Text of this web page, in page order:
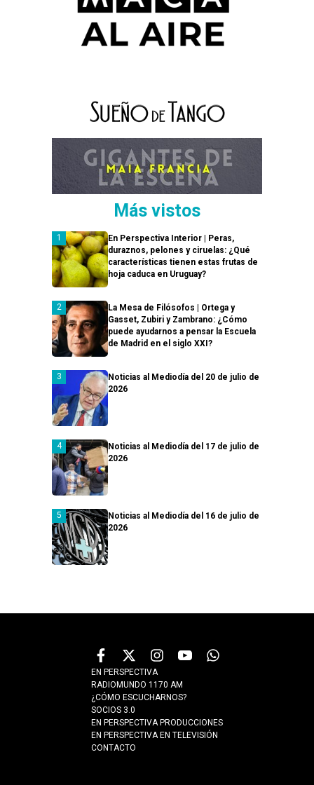
Más vistos
En Perspectiva Interior | Peras,
duraznos, pelones y ciruelas: ¿Qué
características tienen estas frutas de
hoja caduca en Uruguay?
La Mesa de Filósofos | Ortega y
Gasset, Zubiri y Zambrano: ¿Cómo
puede ayudarnos a pensar la Escuela
de Madrid en el siglo XXI?
Noticias al Mediodía del 20 de julio de
2026
Noticias al Mediodía del 17 de julio de
2026
Noticias al Mediodía del 16 de julio de
2026
EN PERSPECTIVA
RADIOMUNDO 1170 AM
¿CÓMO ESCUCHARNOS?
SOCIOS 3.0
EN PERSPECTIVA PRODUCCIONES
EN PERSPECTIVA EN TELEVISIÓN
CONTACTO